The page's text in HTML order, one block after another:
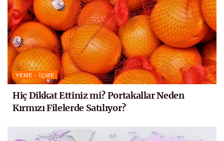
YEME - İÇME
Hiç Dikkat Ettiniz mi? Portakallar Neden
Kırmızı Filelerde Satılıyor?